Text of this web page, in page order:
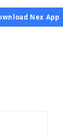
Sekarang
Nex App